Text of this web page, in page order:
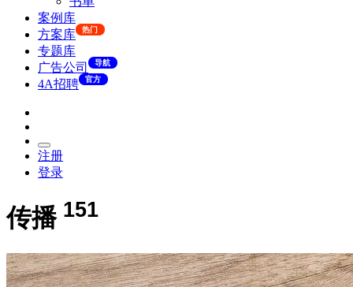
案例库
方案库
热门
专题库
广告公司
导航
4A招聘 官方
注册
登录
传播 151